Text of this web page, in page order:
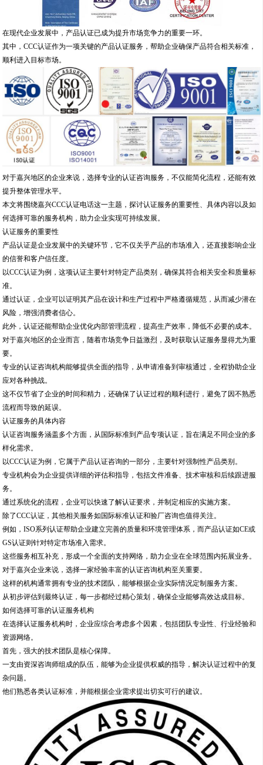
对于嘉兴地区的企业来说，选择专业的认证咨询服务，不仅能简化流程，还能有效
提升整体管理水平。
本文将围绕嘉兴CCC认证电话这一主题，探讨认证服务的重要性、具体内容以及如
何选择可靠的服务机构，助力企业实现可持续发展。
认证服务的重要性
产品认证是企业发展中的关键环节，它不仅关乎产品的市场准入，还直接影响企业
的信誉和客户信任度。
以CCC认证为例，这项认证主要针对特定产品类别，确保其符合相关安全和质量标
准。
通过认证，企业可以证明其产品在设计和生产过程中严格遵循规范，从而减少潜在
风险，增强消费者信心。
此外，认证还能帮助企业优化内部管理流程，提高生产效率，降低不必要的成本。
对于嘉兴地区的企业而言，随着市场竞争日益激烈，及时获取认证服务显得尤为重
要。
专业的认证咨询机构能够提供全面的指导，从申请准备到审核通过，全程协助企业
应对各种挑战。
这不仅节省了企业的时间和精力，还确保了认证过程的顺利进行，避免了因不熟悉
流程而导致的延误。
认证服务的具体内容
认证咨询服务涵盖多个方面，从国际标准到产品专项认证，旨在满足不同企业的多
样化需求。
以CCC认证为例，它属于产品认证咨询的一部分，主要针对强制性产品类别。
专业机构会为企业提供详细的评估和指导，包括文件准备、技术审核和后续跟进服
务。
通过系统化的流程，企业可以快速了解认证要求，并制定相应的实施方案。
除了CCC认证，其他相关服务如国际标准认证和验厂咨询也值得关注。
例如，ISO系列认证帮助企业建立完善的质量和环境管理体系，而产品认证如CE或
GS认证则针对特定市场准入需求。
这些服务相互补充，形成一个全面的支持网络，助力企业在全球范围内拓展业务。
对于嘉兴企业来说，选择一家经验丰富的认证咨询机构至关重要。
这样的机构通常拥有专业的技术团队，能够根据企业实际情况定制服务方案。
从初步评估到最终认证，每一步都经过精心策划，确保企业能够高效达成目标。
如何选择可靠的认证服务机构
在选择认证服务机构时，企业应综合考虑多个因素，包括团队专业性、行业经验和
资源网络。
首先，强大的技术团队是核心保障。
一支由资深咨询师组成的队伍，能够为企业提供权威的指导，解决认证过程中的复
杂问题。
他们熟悉各类认证标准，并能根据企业需求提出切实可行的建议。